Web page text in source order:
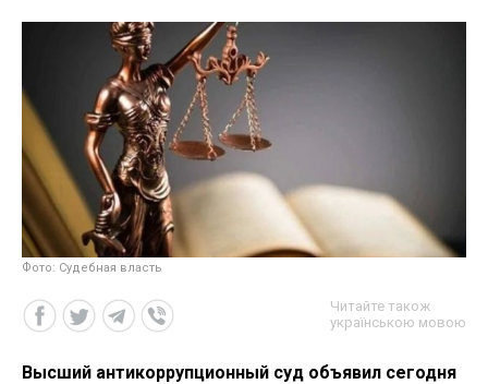
Фото: Судебная власть
Читайте також
українською мовою
Высший антикоррупционный суд объявил сегодня